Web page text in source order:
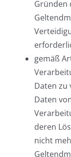
Gründen
gemäß
Daten zu
Daten
deren
nicht